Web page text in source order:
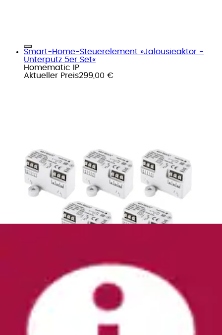
Smart-Home-Steuerelement »Jalousieaktor -
Unterputz 5er Set«
Homematic IP
Aktueller Preis299,00 €